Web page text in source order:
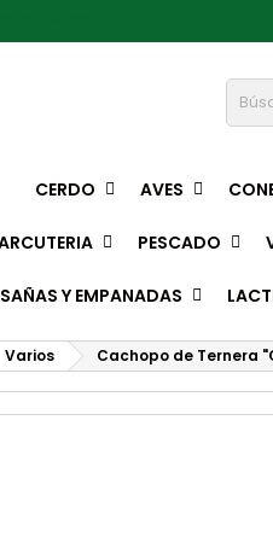
CERDO AVES
PESCADO
Y EMPANADAS
Varios Cachopo de Ternera